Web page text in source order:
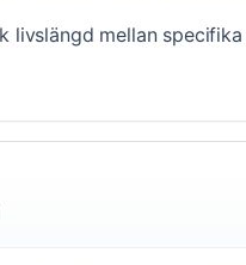
livslängd mellan